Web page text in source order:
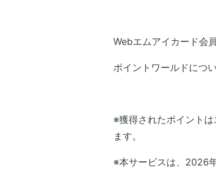
Webエムアイカード会
ポイントワールドにつ
※獲得されたポイント
ます。
※本サービスは、2026